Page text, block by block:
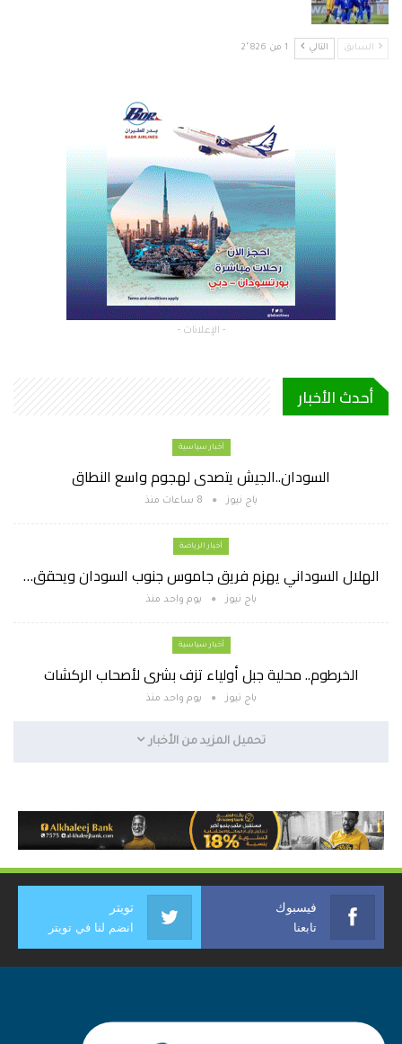
السابق التالي 1 من 2٬826
- الإعلانات -
أحدث الأخبار
أخبار سياسية
السودان..الجيش يتصدى لهجوم واسع النطاق
باج نيوز 8 ساعات منذ
أخبار الرياضة
الهلال السوداني يهزم فريق جاموس جنوب السودان ويحقق…
باج نيوز يوم واحد منذ
أخبار سياسية
الخرطوم.. محلية جبل أولياء تزف بشرى لأصحاب الركشات
باج نيوز يوم واحد منذ
تحميل المزيد من الأخبار
فيسبوك
تابعنا
تويتر
انضم لنا في تويتر